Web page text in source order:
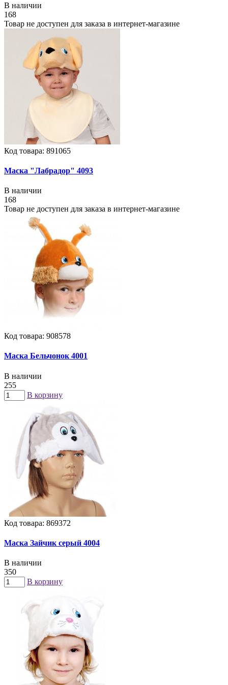
В наличии
168
Товар не доступен для заказа в интернет-магазине
Код товара: 891065
Маска "Лабрадор" 4093
В наличии
168
Товар не доступен для заказа в интернет-магазине
Код товара: 908578
Маска Бельчонок 4001
В наличии
255
В корзину
Код товара: 869372
Маска Зайчик серый 4004
В наличии
350
В корзину